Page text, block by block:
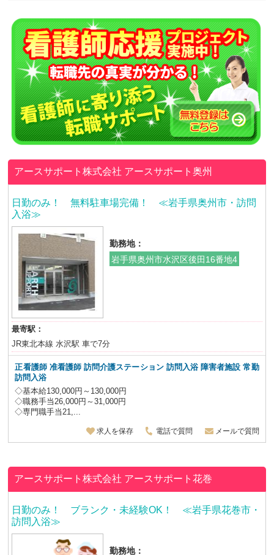
アースサポート株式会社 アースサポート奥州
日勤のみ！ 無料駐車場完備！ ≪岩手県奥州市・訪問
入浴≫
勤務地：
岩手県奥州市水沢区後田16番地4
最寄駅：
JR東北本線 水沢駅 車で7分
正看護師 准看護師 訪問介護ステーション 訪問入浴 障害者施設 常勤
訪問入浴
◇基本給130,000円～130,000円
◇職務手当26,000円～31,000円
◇専門職手当21,...
求人を保存 電話で質問 メールで質問
アースサポート株式会社 アースサポート花巻
日勤のみ！ ブランク・未経験OK！ ≪岩手県花巻市・
訪問入浴≫
勤務地：